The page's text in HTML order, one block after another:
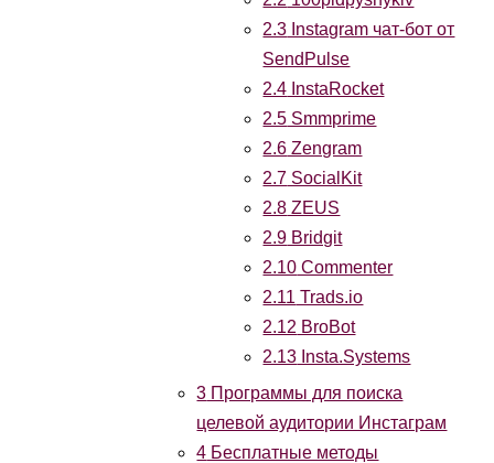
2.3 Instagram чат-бот от
SendPulse
2.4 InstaRocket
2.5 Smmprime
2.6 Zengram
2.7 SocialKit
2.8 ZEUS
2.9 Bridgit
2.10 Commenter
2.11 Trads.io
2.12 BroBot
2.13 Insta.Systems
3 Программы для поиска
целевой аудитории Инстаграм
4 Бесплатные методы